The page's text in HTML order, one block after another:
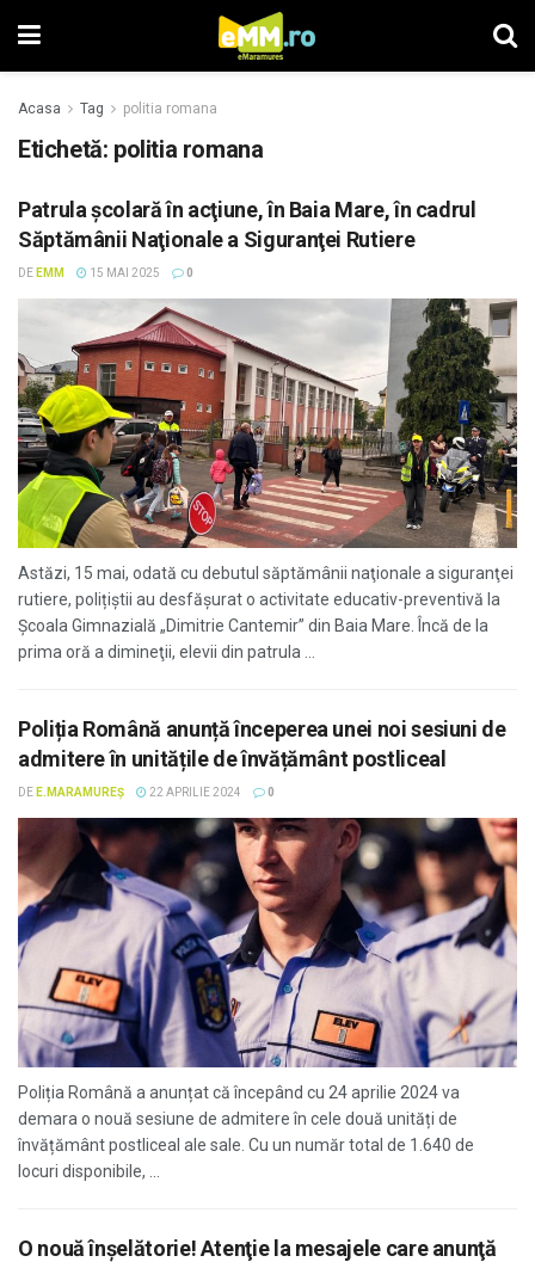
Acasa Tag politia romana
Etichetă: politia romana
Patrula şcolară în acţiune, în Baia Mare, în cadrul
Săptămânii Naţionale a Siguranţei Rutiere
DE EMM 15 MAI 2025 0
Astăzi, 15 mai, odată cu debutul săptămânii naţionale a siguranţei
rutiere, polițiștii au desfășurat o activitate educativ-preventivă la
Şcoala Gimnazială „Dimitrie Cantemir” din Baia Mare. Încă de la
prima oră a dimineţii, elevii din patrula ...
Poliția Română anunță începerea unei noi sesiuni de
admitere în unitățile de învățământ postliceal
DE E.MARAMUREȘ 22 APRILIE 2024 0
Poliția Română a anunțat că începând cu 24 aprilie 2024 va
demara o nouă sesiune de admitere în cele două unități de
învățământ postliceal ale sale. Cu un număr total de 1.640 de
locuri disponibile, ...
O nouă înșelătorie! Atenţie la mesajele care anunţă